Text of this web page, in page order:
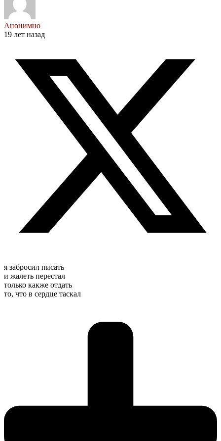
Анонимно
19 лет назад
я забросил писать
и жалеть перестал
только какже отдать
то, что в сердце таскал